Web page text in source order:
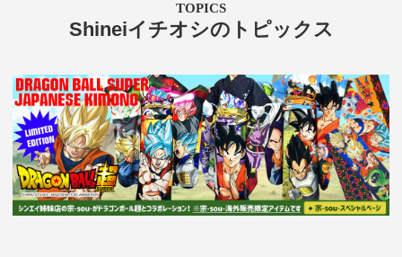
TOPICS
Shineiイチオシのトピックス